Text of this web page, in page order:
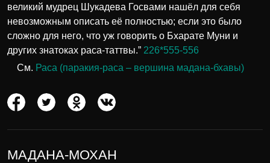
великий мудрец Шукадева Госвами нашёл для себя
невозможным описать её полностью; если это было
сложно для него, что уж говорить о Бхарате Муни и
других знатоках раса-таттвы.” 226*555-556
См. Раса (паракия-раса – вершина мадана-бхавы)
МАДАНА-МОХАН